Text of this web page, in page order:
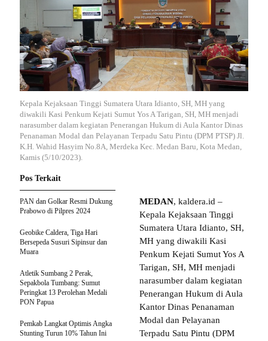
Kepala Kejaksaan Tinggi Sumatera Utara Idianto, SH, MH yang
diwakili Kasi Penkum Kejati Sumut Yos A Tarigan, SH, MH menjadi
narasumber dalam kegiatan Penerangan Hukum di Aula Kantor Dinas
Penanaman Modal dan Pelayanan Terpadu Satu Pintu (DPM PTSP) Jl.
K.H. Wahid Hasyim No.8A, Merdeka Kec. Medan Baru, Kota Medan,
Kamis (5/10/2023).
MEDAN, kaldera.id –
Kepala Kejaksaan Tinggi
Sumatera Utara Idianto, SH,
MH yang diwakili Kasi
Penkum Kejati Sumut Yos A
Tarigan, SH, MH menjadi
narasumber dalam kegiatan
Penerangan Hukum di Aula
Kantor Dinas Penanaman
Modal dan Pelayanan
Terpadu Satu Pintu (DPM
Pos Terkait
PAN dan Golkar Resmi Dukung
Prabowo di Pilpres 2024
Geobike Caldera, Tiga Hari
Bersepeda Susuri Sipinsur dan
Muara
Atletik Sumbang 2 Perak,
Sepakbola Tumbang: Sumut
Peringkat 13 Perolehan Medali
PON Papua
Pemkab Langkat Optimis Angka
Stunting Turun 10% Tahun Ini